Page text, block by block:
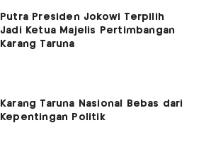
Putra Presiden Jokowi Terpilih
Jadi Ketua Majelis Pertimbangan
Karang Taruna
Karang Taruna Nasional Bebas dari
Kepentingan Politik